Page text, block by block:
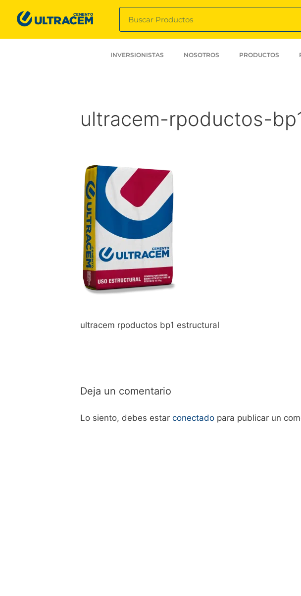
INVERSIONISTAS NOSOTROS PRODUCTOS
ultracem-rpoductos-
ultracem rpoductos bp1 estructural
Deja un comentario
Lo siento, debes estar conectado para publicar un